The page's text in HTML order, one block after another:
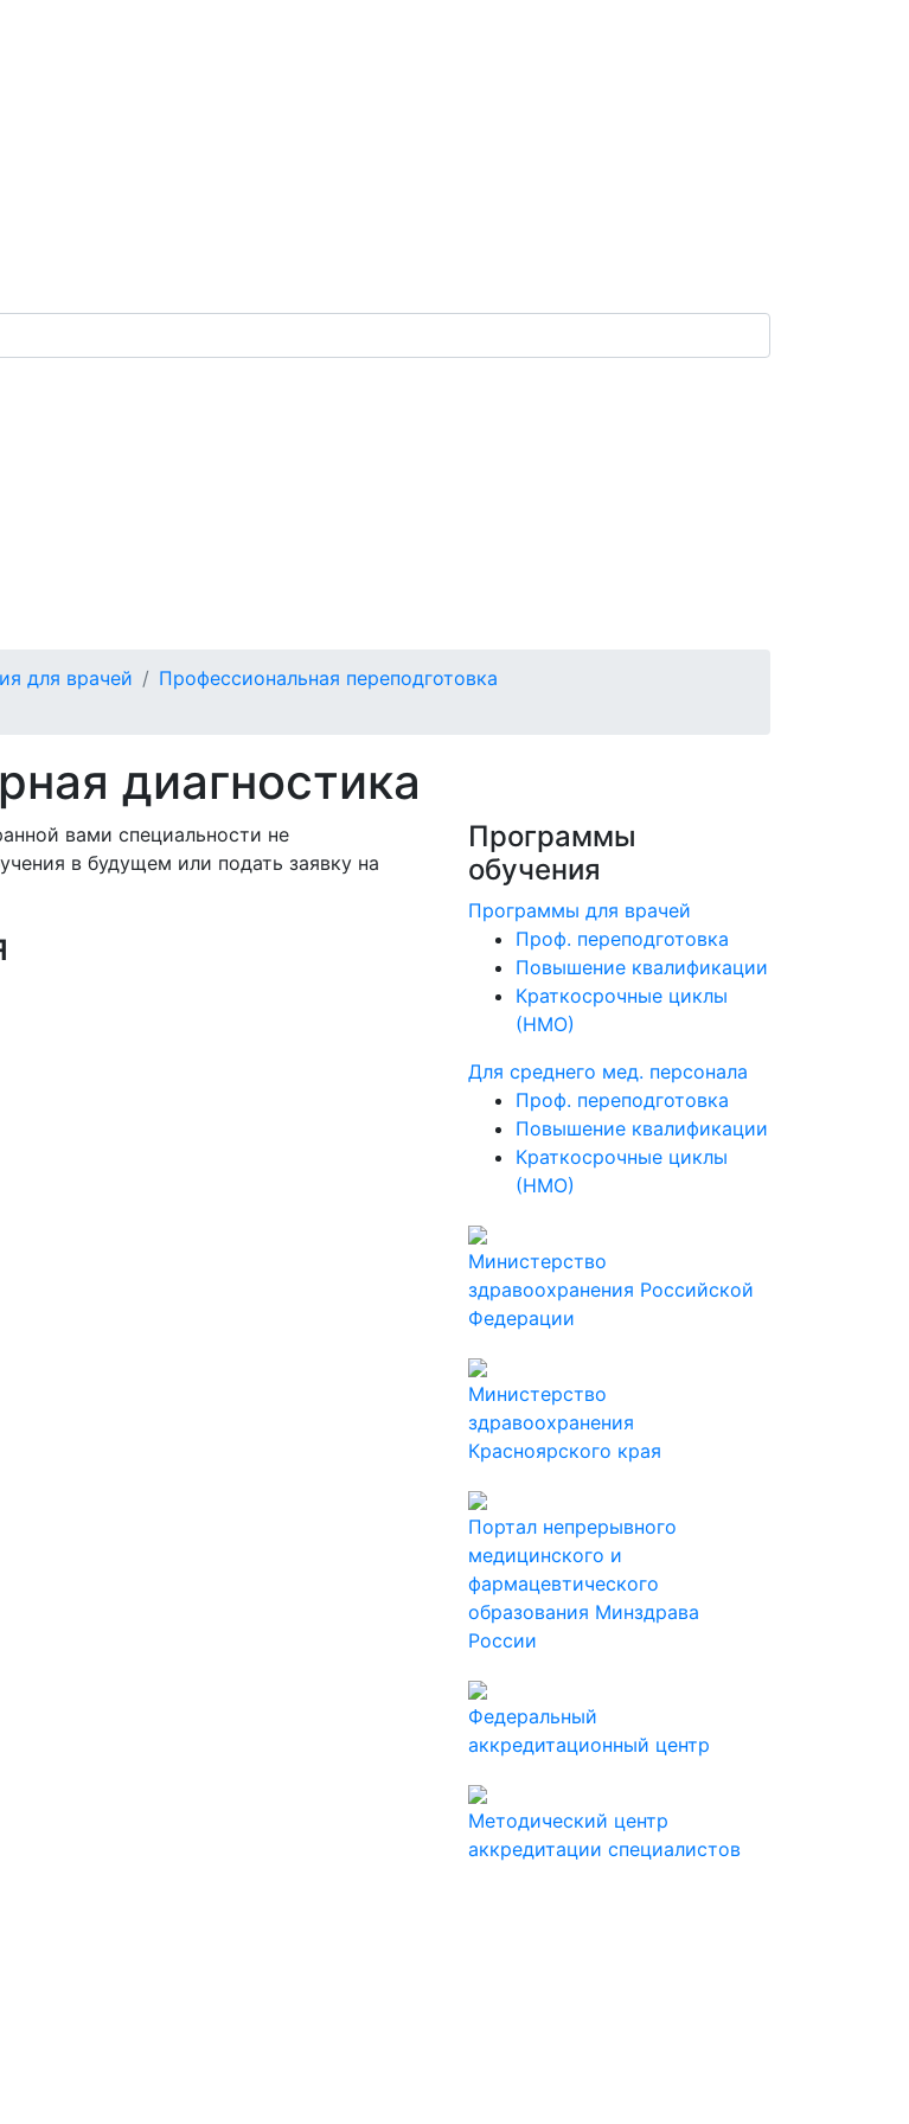
для врачей
Профессиональная переподготовка
диагностика
вами специальности не
в будущем или подать заявку на
Программы
обучения
Программы для врачей
Проф. переподготовка
Повышение квалификации
Краткосрочные циклы
(НМО)
Для среднего мед. персонала
Проф. переподготовка
Повышение квалификации
Краткосрочные циклы
(НМО)
Министерство
здравоохранения Российской
Федерации
Министерство
здравоохранения
Красноярского края
Портал непрерывного
медицинского и
фармацевтического
образования Минздрава
России
Федеральный
аккредитационный центр
Методический центр
аккредитации специалистов